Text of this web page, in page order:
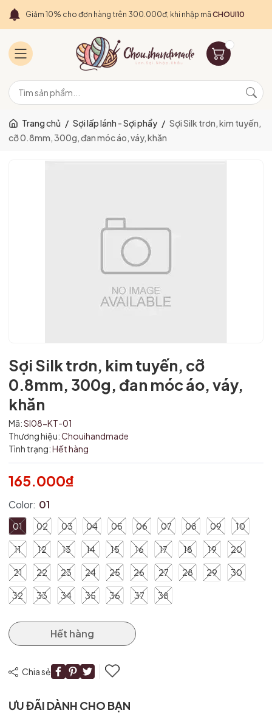
Giảm 10% cho đơn hàng trên 300.000đ, khi nhập mã CHOUI10
Trang chủ / Sợi lấp lánh - Sợi phẩy / Sợi Silk trơn, kim tuyến,
cỡ 0.8mm, 300g, đan móc áo, váy, khăn
Sợi Silk trơn, kim tuyến, cỡ
0.8mm, 300g, đan móc áo, váy,
khăn
Mã:SI08-KT-01
Thương hiệu:Chouihandmade
Tình trạng:Hết hàng
165.000₫
Color: 01
01 02 03 04 05 06 07 08 09 10
11 12 13 14 15 16 17 18 19 20
21 22 23 24 25 26 27 28 29 30
32 33 34 35 36 37 38
Hết hàng
Chia sẻ
ƯU ĐÃI DÀNH CHO BẠN
Mã giảm giá:
Ngày hết hạn:
Điều kiện: